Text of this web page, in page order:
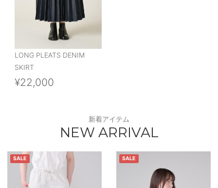
LONG PLEATS DENIM
SKIRT
¥22,000
新着アイテム
NEW ARRIVAL
SALE SALE